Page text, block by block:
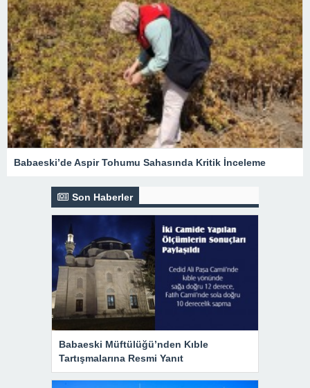
Babaeski’de Aspir Tohumu Sahasında Kritik İnceleme
Son Haberler
Babaeski Müftülüğü’nden Kıble
Tartışmalarına Resmi Yanıt